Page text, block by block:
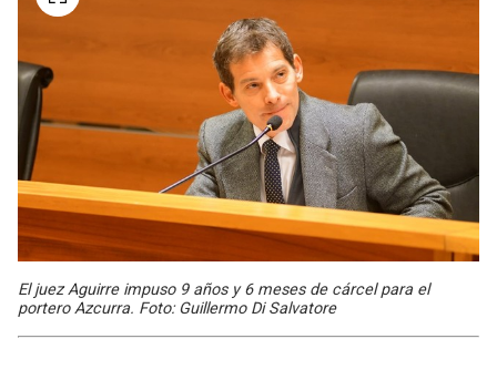
El juez Aguirre impuso 9 años y 6 meses de cárcel para el
portero Azcurra. Foto: Guillermo Di Salvatore